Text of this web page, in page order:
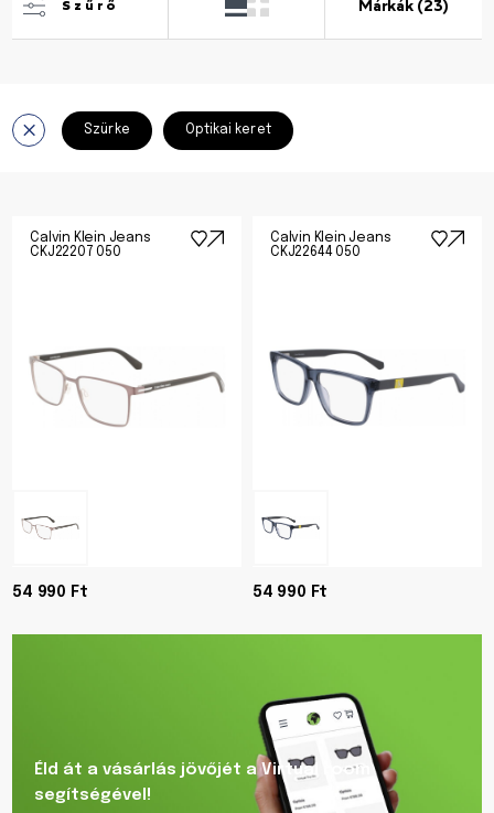
Szűrő Márkák (23)
Szürke Optikai keret
Calvin Klein Jeans
CKJ22207 050
54 990 Ft
Calvin Klein Jeans
CKJ22644 050
54 990 Ft
Éld át a vásárlás jövőjét a Virtual room
segítségével!